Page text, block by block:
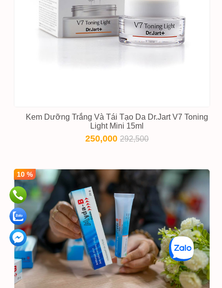
Kem Dưỡng Trắng Và Tái Tạo Da Dr.Jart V7 Toning
Light Mini 15ml
250,000292,500
10 %